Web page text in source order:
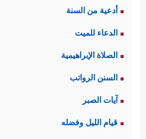
محمودٌ؛ لما فيه من إظهار
الخالق ـ، وطلب العون
جوابُ الله لهما بما يُثبِّت
تَخَافَاۤۖ إِنَّنِی مَعَكُمَاۤ أَسۡمَعُ وَأَرَىٰ﴾
أدعية من السنة
الدعاء للميت
الصلاة الإبراهيمية
السنن الرواتب
آيات الصبر
قيام الليل وفضله